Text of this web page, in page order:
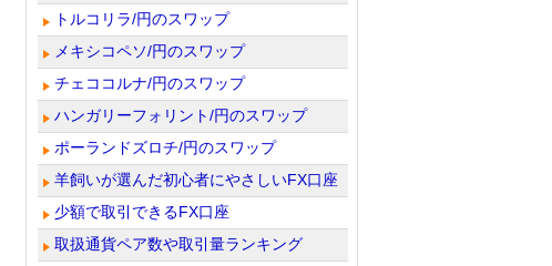
トルコリラ/円のスワップ
メキシコペソ/円のスワップ
チェココルナ/円のスワップ
ハンガリーフォリント/円のスワップ
ポーランドズロチ/円のスワップ
羊飼いが選んだ初心者にやさしいFX口座
少額で取引できるFX口座
取扱通貨ペア数や取引量ランキング